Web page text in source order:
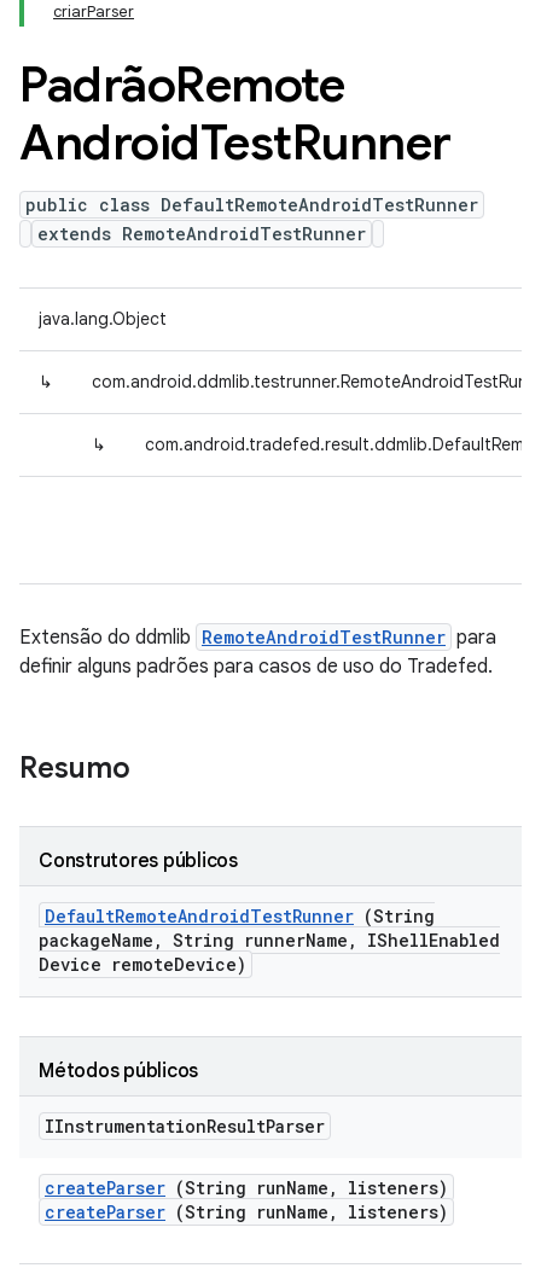
criarParser
PadrãoRemote
AndroidTestRunner
public class DefaultRemoteAndroidTestRunner
extends RemoteAndroidTestRunner
java.lang.Object
↳
↳
Extensão do ddmlib RemoteAndroidTestRunner para
definir alguns padrões para casos de uso do Tradefed.
Resumo
Construtores públicos
DefaultRemoteAndroidTestRunner (String
packageName , String runnerName , IShellEnabled
Device remoteDevice)
Métodos públicos
IInstrumentationResultParser
createParser (String runName ,
listeners)
createParser (String runName, listeners)